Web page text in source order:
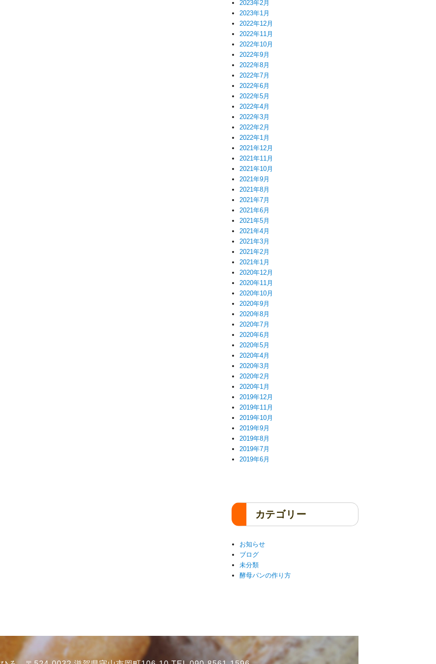
2023年2月
2023年1月
2022年12月
2022年11月
2022年10月
2022年9月
2022年8月
2022年7月
2022年6月
2022年5月
2022年4月
2022年3月
2022年2月
2022年1月
2021年12月
2021年11月
2021年10月
2021年9月
2021年8月
2021年7月
2021年6月
2021年5月
2021年4月
2021年3月
2021年2月
2021年1月
2020年12月
2020年11月
2020年10月
2020年9月
2020年8月
2020年7月
2020年6月
2020年5月
2020年4月
2020年3月
2020年2月
2020年1月
2019年12月
2019年11月
2019年10月
2019年9月
2019年8月
2019年7月
2019年6月
カテゴリー
お知らせ
ブログ
未分類
酵母パンの作り方